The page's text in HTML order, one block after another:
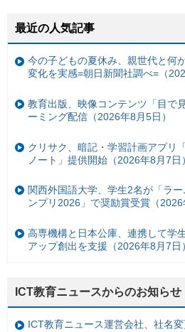
最近の人気記事
今の子どもの夏休み、親世代と何
変化を実感=朝日新聞社調べ=（
教育出版、映像コンテンツ「目で
ーミング配信（2026年8月5日）
クリサク、暗記・学習計画アプリ
ノート」提供開始（2026年8月7日）
関西外国語大学、学生2名が「ラ
ンプリ2026」で奨励賞受賞（2026
高専機構と日本公庫、連携して学
アップ創出を支援（2026年8月7日）
ICT教育ニュースからのお知らせ
ICT教育ニュース運営会社、社名